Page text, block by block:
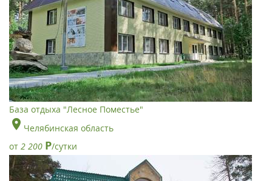
База отдыха "Лесное Поместье"
Челябинская область
от 2 200 Р/сутки